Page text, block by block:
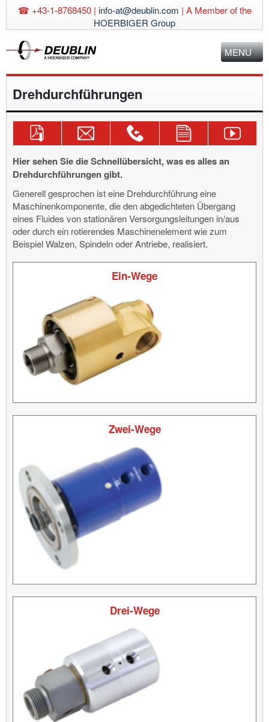
☎ +43-1-8768450 | info-at@deublin.com | A Member of the
HOERBIGER Group
MENU
Drehdurchführungen
Passenden
Katalog
Anfragemail
senden
at@deublin.com
Technische
Beratung
1-
8768450
Kontaktformular
verwenden
Deublin
YouTube
Hier sehen Sie die Schnellübersicht, was es alles an
Drehdurchführungen gibt.
Generell gesprochen ist eine Drehdurchführung eine
Maschinenkomponente, die den abgedichteten Übergang
eines Fluides von stationären Versorgungsleitungen in/aus
oder durch ein rotierendes Maschinenelement wie zum
Beispiel Walzen, Spindeln oder Antriebe, realisiert.
Ein-Wege
Zwei-Wege
Drei-Wege